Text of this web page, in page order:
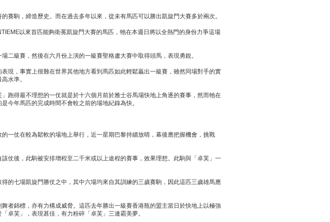
賽駒，締造歷史。而在過去多年以來，從未有馬匹可以勝出凱旋門大賽多於兩次。
以來首匹能夠衛冕凱旋門大賽的馬匹，牠在本週日將以全熱門的身份力爭這場
二級賽，然後在六月份上演的一級賽聖格盧大賽中取得頭馬，表現勇銳。
現，事實上很難在世界其他地方看到馬匹如此輕鬆贏出一級賽，雖然同場對手的實
水準。
跑得最不理想的一仗就是於十六個月前於雅士谷馬場快地上角逐的賽事，然而牠在
今年馬匹的完成時間不會較之前的場地紀錄為快。
一仗在較為鬆軟的場地上舉行，近一星期巴黎持續放晴，幕後應把握機會，挑戰
仗後，此駒被安排增程至二千米或以上途程的賽事，效果理想。此駒與「卓芙」一
的七場凱旋門勝仗之中，其中六場均來自其訓練的三歲賽駒，因此這匹三歲雄馬應
者錦標，亦有力構成威脅。這匹去年勝出一級賽香港瓶的盟主當日於快地上以極強
卓芙」，表現甚佳，有力粉碎「卓芙」三連霸美夢。